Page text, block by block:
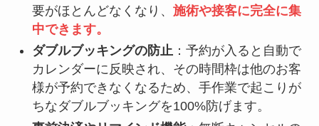
要がほとんどなくなり、 施術や接客に完全に集
中できます。
ダブルブッキングの防止：予約が入ると自動で
カレンダーに反映され、その時間枠は他のお客
様が予約できなくなるため、手作業で起こりが
ちなダブルブッキングを100%防げます。